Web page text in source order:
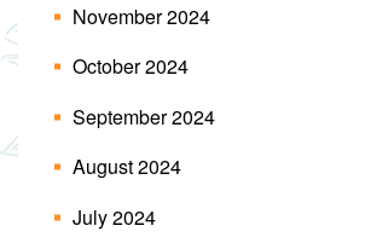
November 2024
October 2024
September 2024
August 2024
July 2024